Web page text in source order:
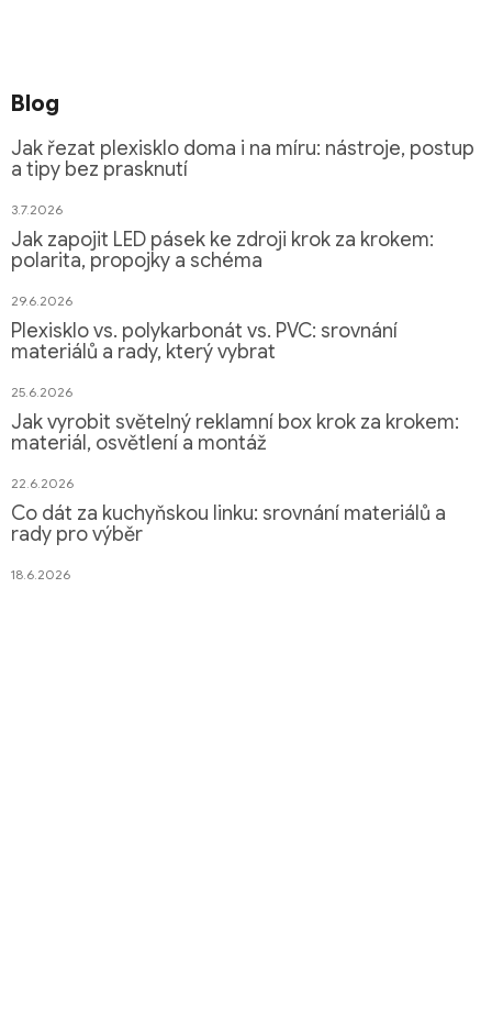
Blog
Jak řezat plexisklo doma i na míru: nástroje, postup
a tipy bez prasknutí
3.7.2026
Jak zapojit LED pásek ke zdroji krok za krokem:
polarita, propojky a schéma
29.6.2026
Plexisklo vs. polykarbonát vs. PVC: srovnání
materiálů a rady, který vybrat
25.6.2026
Jak vyrobit světelný reklamní box krok za krokem:
materiál, osvětlení a montáž
22.6.2026
Co dát za kuchyňskou linku: srovnání materiálů a
rady pro výběr
18.6.2026